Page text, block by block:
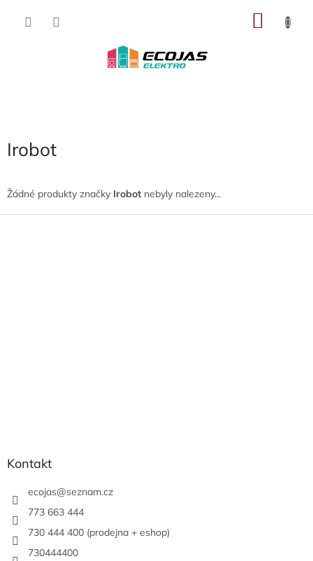
Irobot
Žádné produkty značky Irobot nebyly nalezeny...
Kontakt
ecojas@seznam.cz
773 663 444
730 444 400 (prodejna + eshop)
730444400